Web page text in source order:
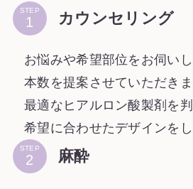
STEP カウンセリング
お悩みや希望部位をお伺い
本数を提案させていただきま
最適なヒアルロン酸製剤を
希望に合わせたデザインをし
STEP 麻酔